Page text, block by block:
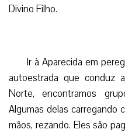
Divino Filho.
Ir à Aparecida em
autoestrada que conduz
Norte, encontramos
Algumas delas carregando
mãos, rezando. Eles são